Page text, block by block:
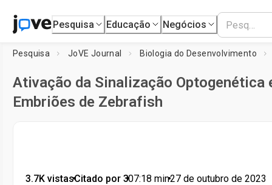
Pesquisa Educação Negócios
Pesquisa JoVE Journal Biologia do Desenvolvimento
Ativação da Sinalização Optogenética
Embriões de Zebrafish
3.7K vistas•Citado por 3•07:18 min•27 de outubro de 2023